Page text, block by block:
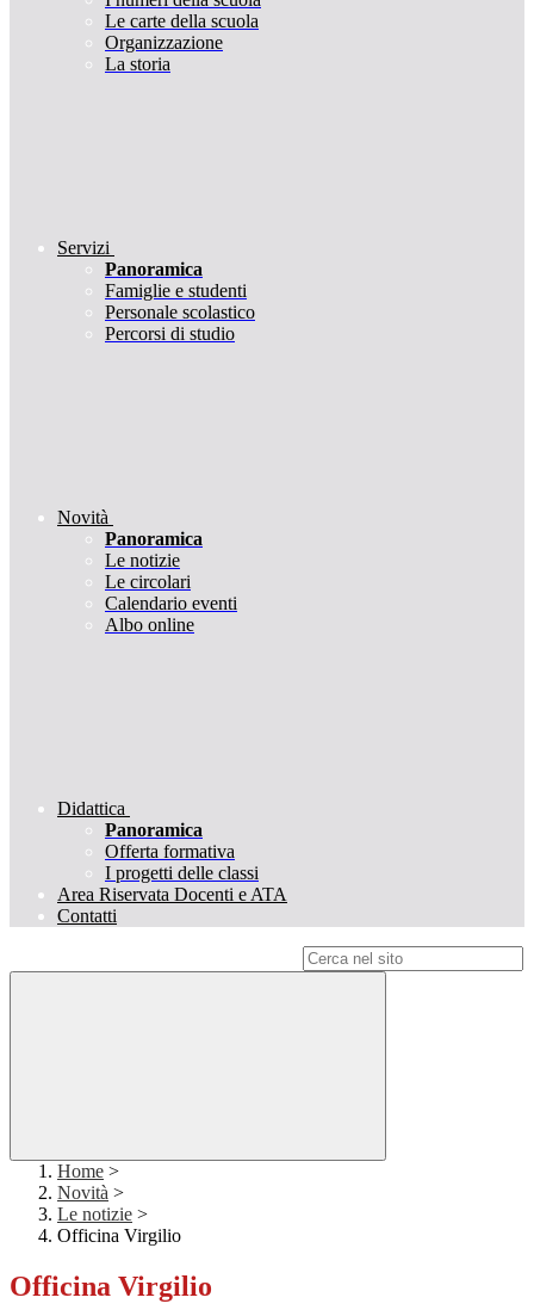
Le carte della scuola
Organizzazione
La storia
Servizi
Panoramica
Famiglie e studenti
Personale scolastico
Percorsi di studio
Novità
Panoramica
Le notizie
Le circolari
Calendario eventi
Albo online
Didattica
Panoramica
Offerta formativa
I progetti delle classi
Area Riservata Docenti e ATA
Contatti
Home >
Novità >
Le notizie >
Officina Virgilio
Officina Virgilio